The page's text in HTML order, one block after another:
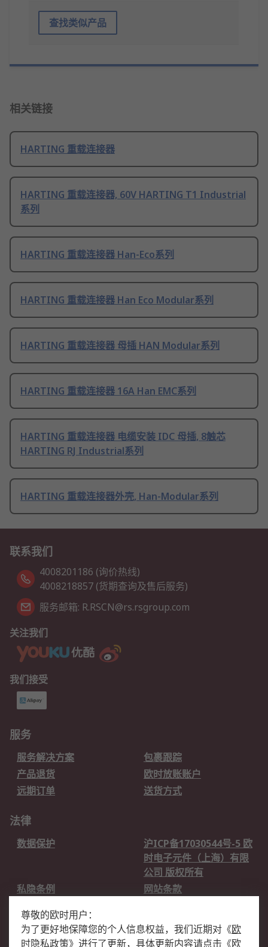
查找类似产品
相关链接
HARTING 重载连接器
HARTING 重载连接器, 60V HARTING T1 Industrial
系列
HARTING 重载连接器 Han-Eco系列
HARTING 重载连接器 Han Eco Modular系列
HARTING 重载连接器 母插 HAN Modular系列
HARTING 重载连接器 16A Han EMC系列
HARTING 重载连接器 电缆安装 IDC 母插, 8触芯
HARTING RJ Industrial系列
HARTING 重载连接器外壳, Han-Modular系列
联系我们
4008201186 (询价热线)
4008218857 (货期查询及售后服务)
服务邮箱: R.RSCN@rs.rsgroup.com
关注我们
我们接受
服务
服务解决方案
包裹跟踪
产品退货
欧时放账账户
远期订单
送货方式
法律
数据保护
沪ICP备17030544号-5 欧
时电子元件（上海）有限
公司 版权所有
私隐条例
网站条款
关于欧时
尊敬的欧时用户：
为了更好地保障您的个人信息权益，我们近期对 《欧
时隐私政策》 进行了更新，具体更新内容请点击 《欧